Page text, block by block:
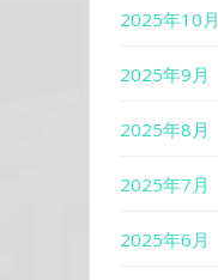
2025年10月
2025年9月
2025年8月
2025年7月
2025年6月